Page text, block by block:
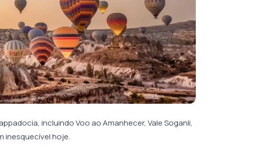
incluindo Voo ao Amanhecer, Vale Soganli,
inesquecível hoje.